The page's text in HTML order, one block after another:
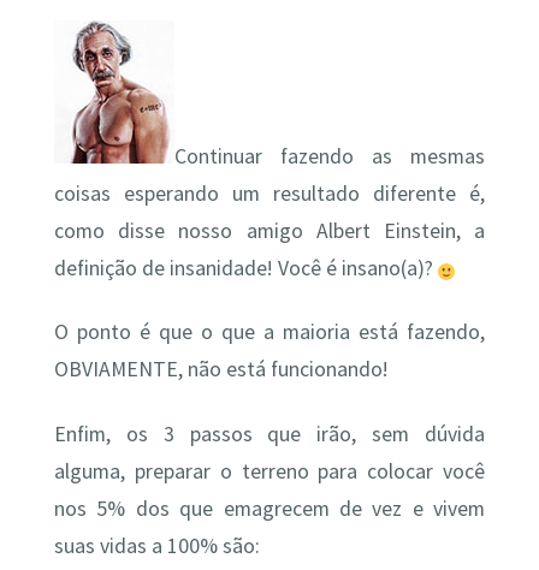
Continuar fazendo as mesmas
coisas esperando um resultado diferente é,
como disse nosso amigo Albert Einstein, a
definição de insanidade! Você é insano(a)?
O ponto é que o que a maioria está fazendo,
OBVIAMENTE, não está funcionando!
Enfim, os 3 passos que irão, sem dúvida
alguma, preparar o terreno para colocar você
nos 5% dos que emagrecem de vez e vivem
suas vidas a 100% são: